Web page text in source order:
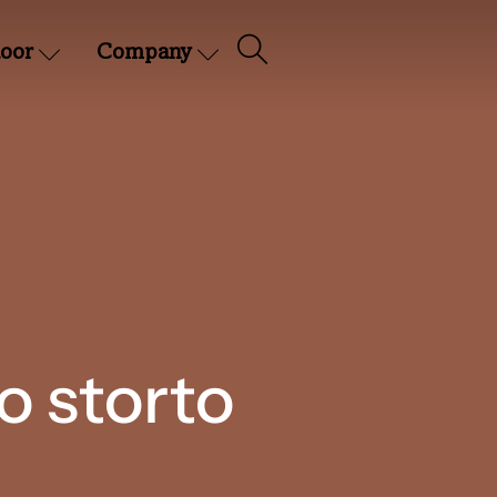
Company
storto